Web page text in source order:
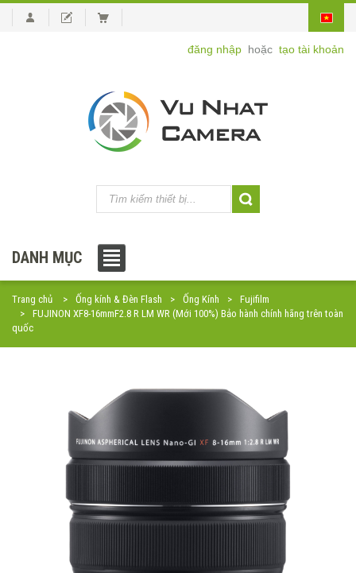
đăng nhập hoặc tạo tài khoản
DANH MỤC
Trang chủ Ống kính & Đèn Flash Ống Kính
Fujifilm
FUJINON XF8-16mmF2.8 R LM WR (Mới 100%) Bảo hành chính hãng trên toàn
quốc